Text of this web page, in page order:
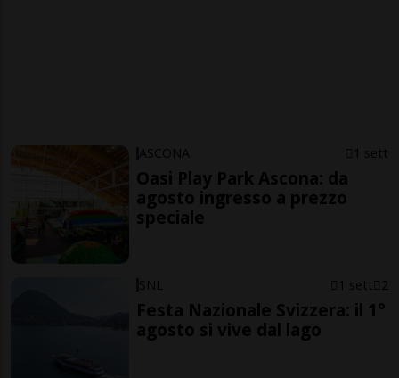
ASCONA 1 sett
Oasi Play Park Ascona: da
agosto ingresso a prezzo
speciale
SNL 1 sett 2
Festa Nazionale Svizzera: il 1°
agosto si vive dal lago